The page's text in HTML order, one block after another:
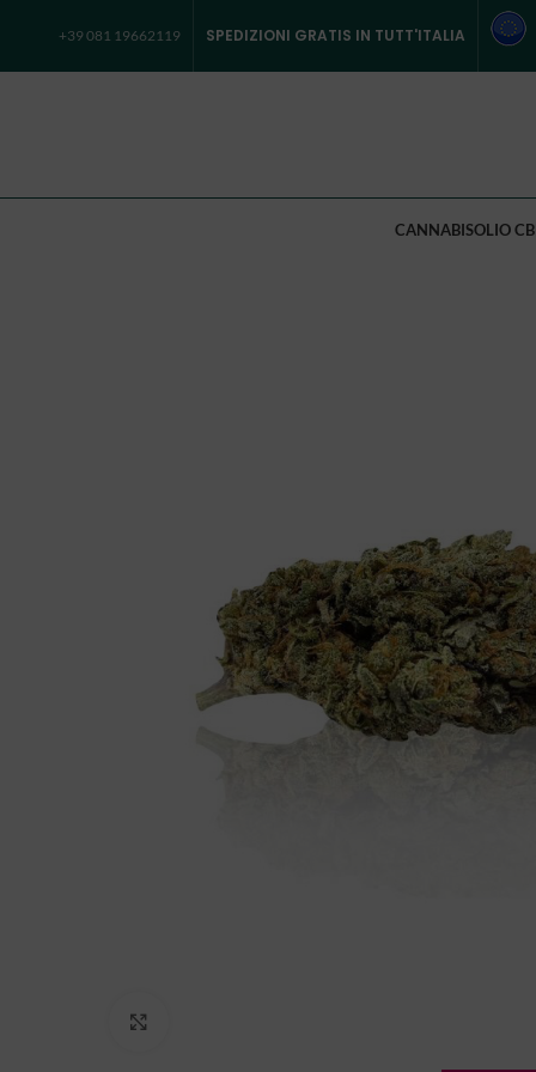
+39 081 19662119 SPEDIZIONI GRATIS IN TUTT'ITALIA
CANNABISOLIO